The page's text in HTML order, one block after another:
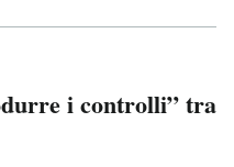
i controlli” tra